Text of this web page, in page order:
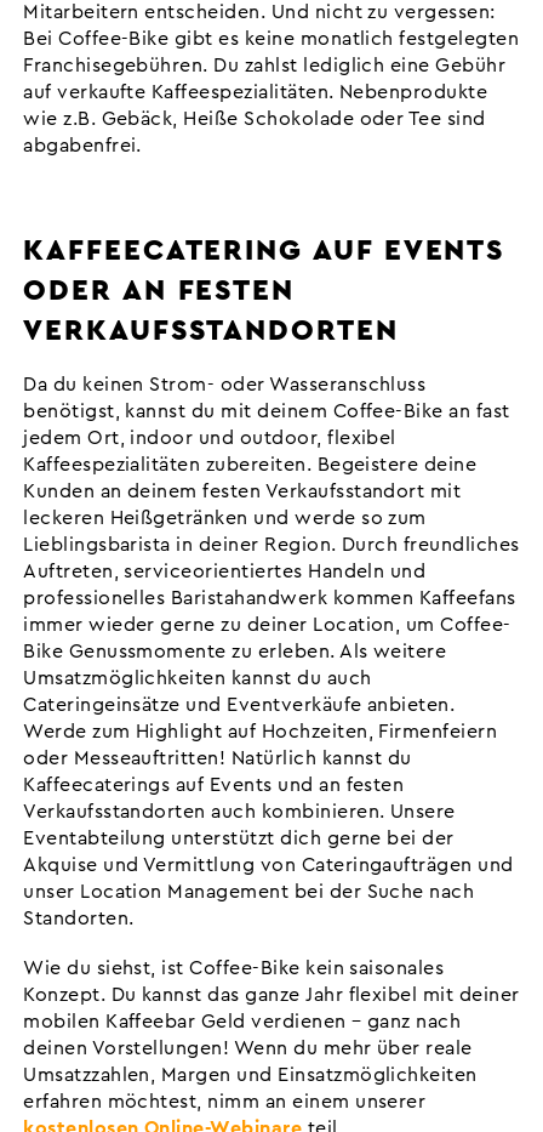
Mitarbeitern entscheiden. Und nicht zu vergessen:
Bei Coffee-Bike gibt es keine monatlich festgelegten
Franchisegebühren. Du zahlst lediglich eine Gebühr
auf verkaufte Kaffeespezialitäten. Nebenprodukte
wie z.B. Gebäck, Heiße Schokolade oder Tee sind
abgabenfrei.
KAFFEECATERING AUF EVENTS
ODER AN FESTEN
VERKAUFSSTANDORTEN
Da du keinen Strom- oder Wasseranschluss
benötigst, kannst du mit deinem Coffee-Bike an fast
jedem Ort, indoor und outdoor, flexibel
Kaffeespezialitäten zubereiten. Begeistere deine
Kunden an deinem festen Verkaufsstandort mit
leckeren Heißgetränken und werde so zum
Lieblingsbarista in deiner Region. Durch freundliches
Auftreten, serviceorientiertes Handeln und
professionelles Baristahandwerk kommen Kaffeefans
immer wieder gerne zu deiner Location, um Coffee-
Bike Genussmomente zu erleben. Als weitere
Umsatzmöglichkeiten kannst du auch
Cateringeinsätze und Eventverkäufe anbieten.
Werde zum Highlight auf Hochzeiten, Firmenfeiern
oder Messeauftritten! Natürlich kannst du
Kaffeecaterings auf Events und an festen
Verkaufsstandorten auch kombinieren. Unsere
Eventabteilung unterstützt dich gerne bei der
Akquise und Vermittlung von Cateringaufträgen und
unser Location Management bei der Suche nach
Standorten.
Wie du siehst, ist Coffee-Bike kein saisonales
Konzept. Du kannst das ganze Jahr flexibel mit deiner
mobilen Kaffeebar Geld verdienen – ganz nach
deinen Vorstellungen! Wenn du mehr über reale
Umsatzzahlen, Margen und Einsatzmöglichkeiten
erfahren möchtest, nimm an einem unserer